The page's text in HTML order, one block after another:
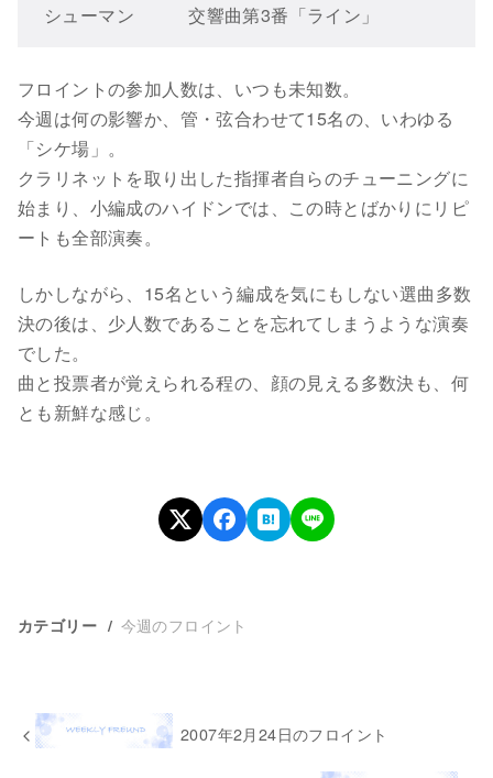
シューマン 交響曲第3番「ライン」
フロイントの参加人数は、いつも未知数。
今週は何の影響か、管・弦合わせて15名の、いわゆる
「シケ場」。
クラリネットを取り出した指揮者自らのチューニングに
始まり、小編成のハイドンでは、この時とばかりにリピ
ートも全部演奏。
しかしながら、15名という編成を気にもしない選曲多数
決の後は、少人数であることを忘れてしまうような演奏
でした。
曲と投票者が覚えられる程の、顔の見える多数決も、何
とも新鮮な感じ。
カテゴリー 今週のフロイント
2007年2月24日のフロイント